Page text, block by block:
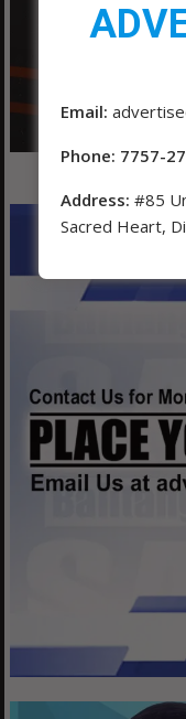
Email:
Phone: 7757-
Address: #85
Sacred Heart,